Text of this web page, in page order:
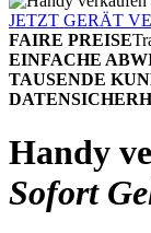
JETZT GERÄT
FAIRE PREISE
EINFACHE
TAUSENDE
Handy
Sofort